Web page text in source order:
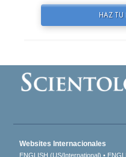
HAZ TU
Websites Internacionales
ENGLISH (US/International)